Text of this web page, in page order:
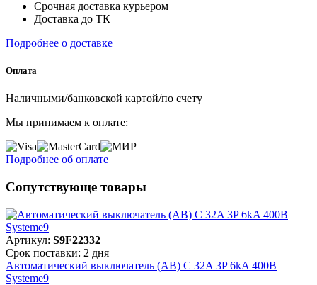
Срочная доставка курьером
Доставка до ТК
Подробнее о доставке
Оплата
Наличными/банковской картой/по счету
Мы принимаем к оплате:
Подробнее об оплате
Сопутствующе товары
Артикул: S9F22332
Срок поставки: 2 дня
Автоматический выключатель (АВ) C 32A 3P 6kA 400В
Systeme9